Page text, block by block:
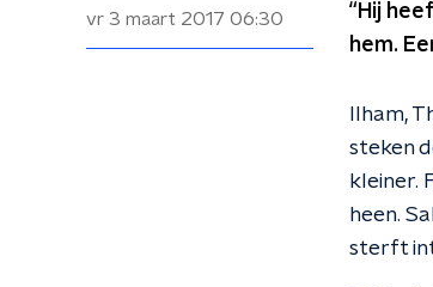
vr 3 maart 2017 06:30
“Hij
hem.
Ilham,
steken
kleiner.
heen.
sterft